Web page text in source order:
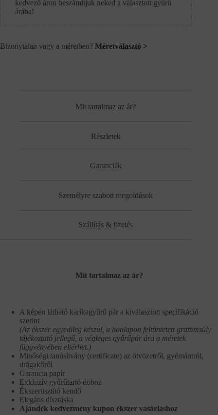
kedvező áron beszámítjuk neked a választott gyűrű
árába!
Bizonytalan vagy a méretben? Méretválasztó >
Mit tartalmaz az ár?
Részletek
Garanciák
Személyre szabott megoldások
Szállítás & fizetés
Mit tartalmaz az ár?
A képen látható karikagyűrű pár a kiválasztott specifikáció
szerint
(Az ékszer egyedileg készül, a honlapon feltüntetett grammsúly
tájékoztató jellegű, a végleges gyűrűpár ára a méretek
függvényében eltérhet.)
Minőségi tanúsítvány (certificate) az ötvözetről, gyémántról,
drágakőről
Garancia papír
Exkluzív gyűrűtartó doboz
Ékszertisztító kendő
Elegáns dísztáska
Ajándék kedvezmény kupon ékszer vásárláshoz